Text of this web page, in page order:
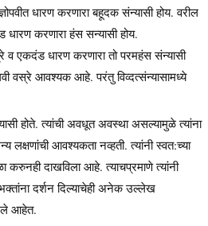
धारण करणारा बहूदक संन्यासी होय. वरील
धारण करणारा हंस सन्यासी होय.
व एकदंड धारण करणारा तो परमहंस संन्यासी
वस्रे आवश्यक आहे. परंतु विव्दत्संन्यासामध्ये
होते. त्यांची अवधूत अवस्था असल्यामुळे त्यांना
लक्षणांची आवश्यकता नव्हती. त्यांनी स्वत:च्या
करुनही दाखविला आहे. त्याचप्रमाणे त्यांनी
दर्शन दिल्याचेही अनेक उल्लेख
आहेत.